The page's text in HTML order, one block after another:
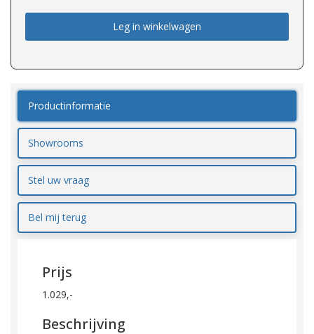
Leg in winkelwagen
Productinformatie
Showrooms
Stel uw vraag
Bel mij terug
Prijs
1.029,-
Beschrijving